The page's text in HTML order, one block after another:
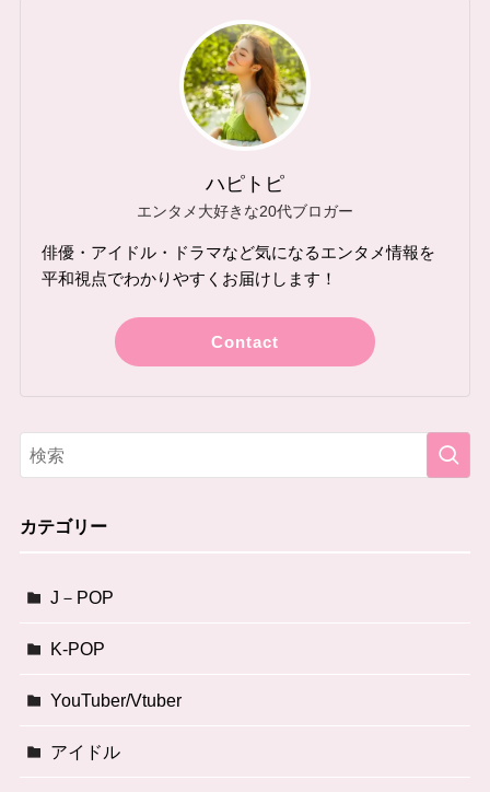
ハピトピ
エンタメ大好きな20代ブロガー
俳優・アイドル・ドラマなど気になるエンタメ情報を
平和視点でわかりやすくお届けします！
Contact
カテゴリー
J－POP
K-POP
YouTuber/Vtuber
アイドル